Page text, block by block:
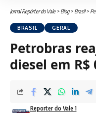
Jornal Repórter do Vale> Blog> Brasil>
BRASIL GERAL
Petrobras
diesel em
Reporter do Vale 1